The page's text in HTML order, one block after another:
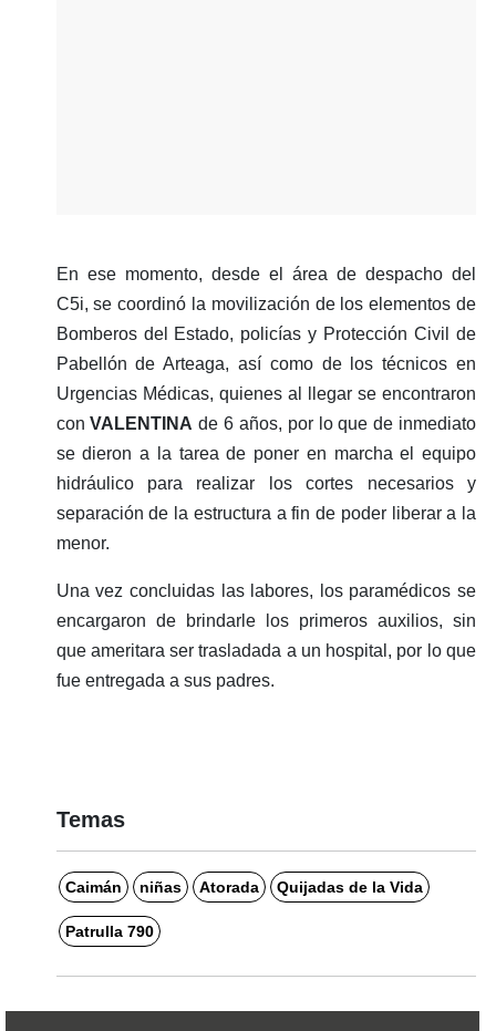
En ese momento, desde el área de despacho del
C5i, se coordinó la movilización de los elementos de
Bomberos del Estado, policías y Protección Civil de
Pabellón de Arteaga, así como de los técnicos en
Urgencias Médicas, quienes al llegar se encontraron
conVALENTINA de 6 años, por lo que de inmediato
se dieron a la tarea de poner en marcha el equipo
hidráulico para realizar los cortes necesarios y
separación de la estructura a fin de poder liberar a la
menor.
Una vez concluidas las labores, los paramédicos se
encargaron de brindarle los primeros auxilios, sin
que ameritara ser trasladada a un hospital, por lo que
fue entregada a sus padres.
Temas
Caimán niñas Atorada Quijadas de la Vida
Patrulla 790